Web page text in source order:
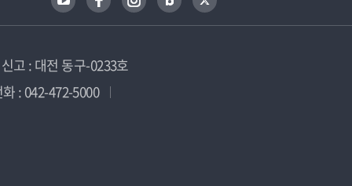
고 : 대전 동구-0233호
: 042-472-5000